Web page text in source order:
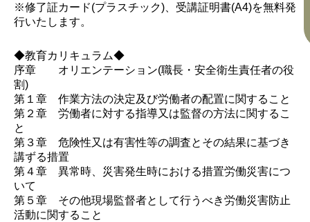
※修了証カード(プラスチック)、受講証明書(A4)を無料発
行いたします。
◆教育カリキュラム◆
序章 オリエンテーション(職長・安全衛生責任者の役
割)
第１章 作業方法の決定及び労働者の配置に関すること
第２章 労働者に対する指導又は監督の方法に関するこ
と
第３章 危険性又は有害性等の調査とその結果に基づき
講ずる措置
第４章 異常時、災害発生時における措置労働災害につ
いて
第５章 その他現場監督者として行うべき労働災害防止
活動に関すること